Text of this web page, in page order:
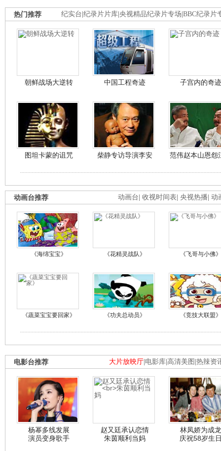
纪实台 纪录片片库 央视精品纪录片专场 BBC纪录片
热门推荐
朝鲜战场大逆转 中国工程奇迹 子宫内的奇迹
图坦卡蒙的诅咒 柴静专访导演李安 范伟赵本山恩怨
动画台 收视时间表 央视热播 动
动画台推荐
《海绵宝宝》 《花精灵战队》 《飞哥与小佛》
《蔬菜宝宝要回家》 《功夫总动员》 《竞技大联盟》
大片放映厅 电影库 高清美图 热辣资
电影台推荐
杨幂多线发展
演员变身歌手
赵又廷承认恋情
朱茵顺利当妈
林凤娇为成龙
庆祝58岁生